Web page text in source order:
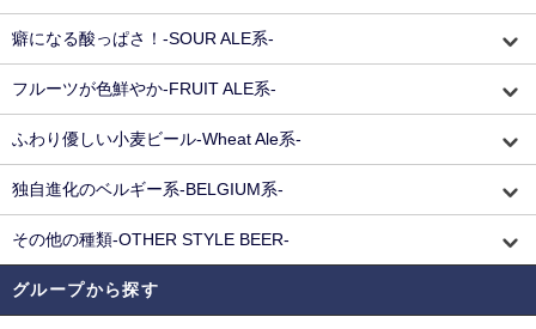
癖になる酸っぱさ！-SOUR ALE系-
フルーツが色鮮やか-FRUIT ALE系-
ふわり優しい小麦ビール-Wheat Ale系-
独自進化のベルギー系-BELGIUM系-
その他の種類-OTHER STYLE BEER-
グループから探す